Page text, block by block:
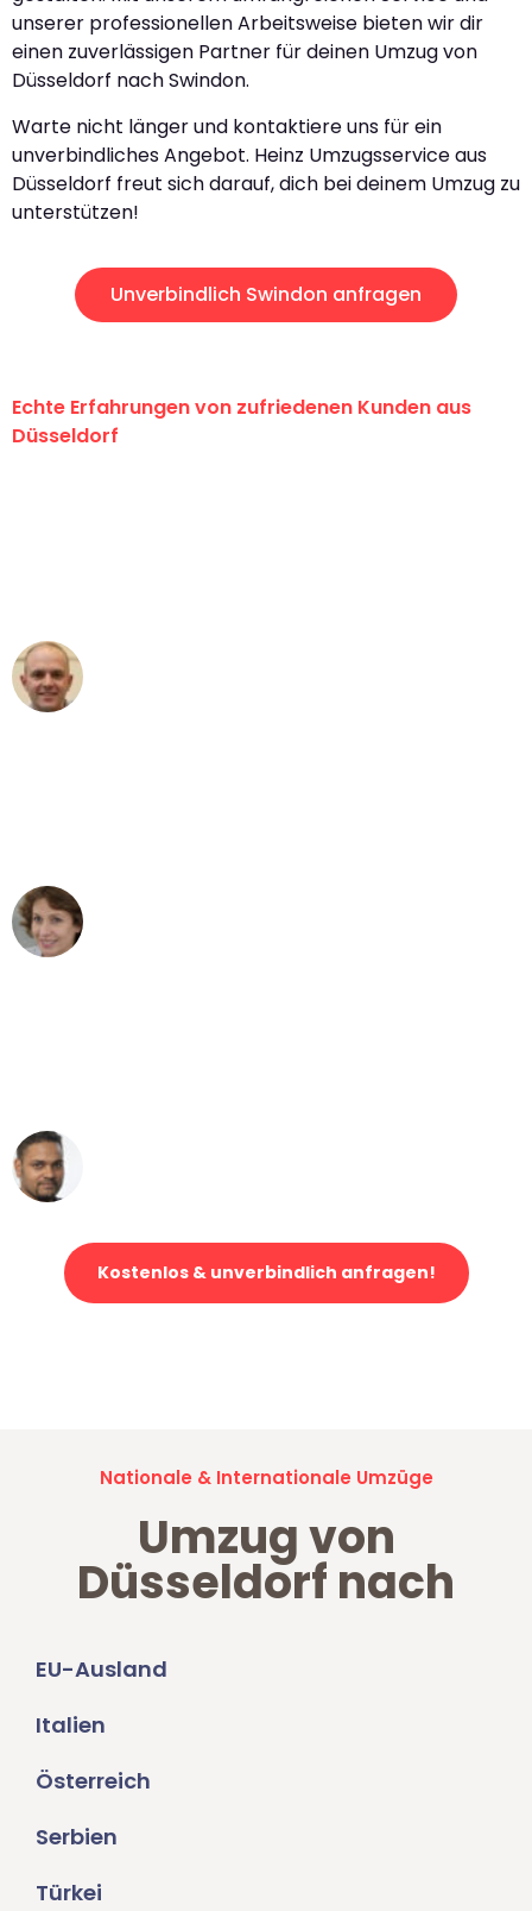
unserer professionellen Arbeitsweise bieten wir dir
einen zuverlässigen Partner für deinen Umzug von
Düsseldorf nach Swindon.
Warte nicht länger und kontaktiere uns für ein
unverbindliches Angebot. Heinz Umzugsservice aus
Düsseldorf freut sich darauf, dich bei deinem Umzug zu
unterstützen!
Unverbindlich Swindon anfragen
Echte Erfahrungen von zufriedenen Kunden aus
Düsseldorf
Kostenlos & unverbindlich anfragen!
Nationale & Internationale Umzüge
Umzug von
Düsseldorf nach
EU-Ausland
Italien
Österreich
Serbien
Türkei